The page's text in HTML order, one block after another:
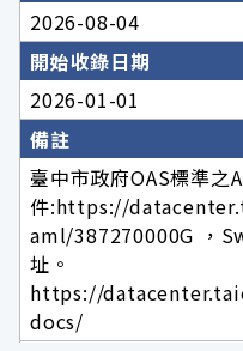
2026-08-04
開始收錄日期
2026-01-01
備註
臺中市政府OAS標準之
件:https://
aml/387270000G ，
址。
https://
docs/